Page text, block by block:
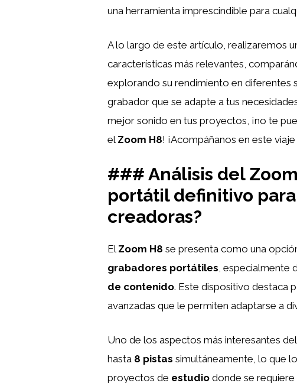
una herramienta imprescindible para
A lo largo de este artículo, realizaremos
características más relevantes,
explorando su rendimiento en diferentes
grabador que se adapte a tus
mejor sonido en tus proyectos, ¡no te
el Zoom H8! ¡Acompáñanos en este
### Análisis del
portátil definitivo
creadoras?
El Zoom H8 se presenta como una
grabadores portátiles, especialmente
de contenido. Este dispositivo destaca
avanzadas que le permiten adaptarse a
Uno de los aspectos más interesantes del
hasta 8 pistas simultáneamente, lo que
proyectos de estudio donde se